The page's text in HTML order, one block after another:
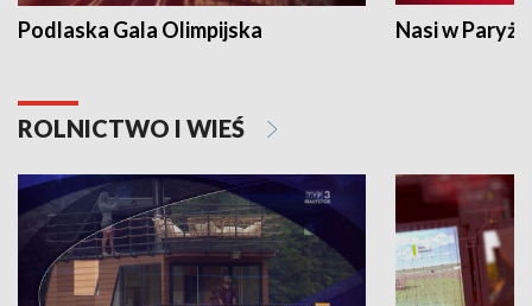
Podlaska Gala Olimpijska Nasi w Paryżu
ROLNICTWO I WIEŚ